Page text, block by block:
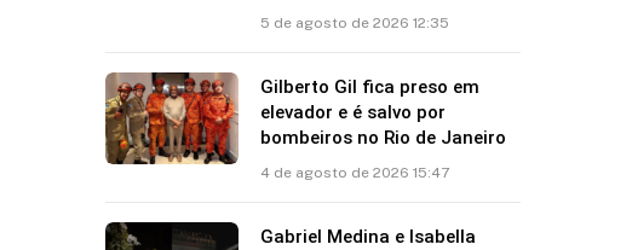
5 de agosto de 2026 12:35
Gilberto Gil fica preso em
elevador e é salvo por
bombeiros no Rio de Janeiro
4 de agosto de 2026 15:47
Gabriel Medina e Isabella